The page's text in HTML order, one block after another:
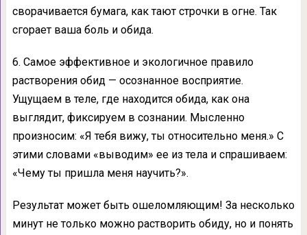
сворачивается бумага, как тают строчки в огне. Так
сгорает ваша боль и обида.
6. Самое эффективное и экологичное правило
растворения обид — осознанное восприятие.
Ущущаем в теле, где находится обида, как она
выглядит, фиксируем в сознании. Мысленно
произносим: «Я тебя вижу, ты относительно меня.» С
этими словами «выводим» ее из тела и спрашиваем:
«Чему ты пришла меня научить?».
Результат может быть ошеломляющим! За несколько
минут не только можно растворить обиду, но и понять